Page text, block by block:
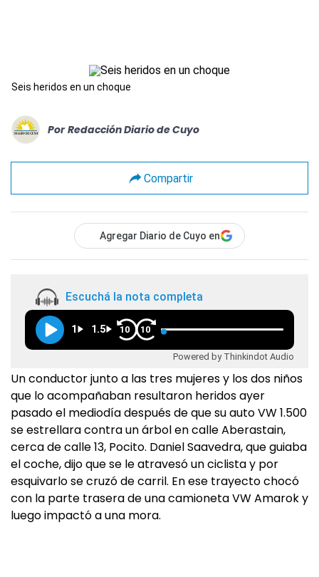
Seis heridos en un choque
Por Redacción Diario de Cuyo
Compartir
Agregar Diario de Cuyo en
Escuchá la nota completa
1 1.5 10 10
Powered by Thinkindot Audio
Un conductor junto a las tres mujeres y los dos niños
que lo acompañaban resultaron heridos ayer
pasado el mediodía después de que su auto VW 1.500
se estrellara contra un árbol en calle Aberastain,
cerca de calle 13, Pocito. Daniel Saavedra, que guiaba
el coche, dijo que se le atravesó un ciclista y por
esquivarlo se cruzó de carril. En ese trayecto chocó
con la parte trasera de una camioneta VW Amarok y
luego impactó a una mora.